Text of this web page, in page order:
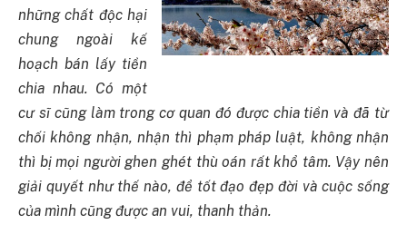
những chất độc hại
chung ngoài kế
hoạch bán lấy tiền
chia nhau. Có một
cư sĩ cũng làm trong cơ quan đó được chia tiền và đã từ
chối không nhận, nhận thì phạm pháp luật, không nhận
thì bị mọi người ghen ghét thù oán rất khổ tâm. Vậy nên
giải quyết như thế nào, để tốt đạo đẹp đời và cuộc sống
của mình cũng được an vui, thanh thản.